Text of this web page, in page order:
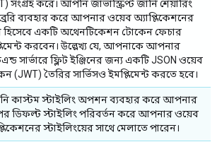
সংগ্রহ করে। আপনি জাভাস্ক্রিপ্ট জার্নি শেয়ারিং
ব্যবহার করে আপনার ওয়েব অ্যাপ্লিকেশনের
একটি অথেনটিকেশন টোকেন ফেচার
করবেন। উল্লেখ্য যে, আপনাকে আপনার
সার্ভারে ফ্লিট ইঞ্জিনের জন্য একটি JSON ওয়েব
(JWT) তৈরির সার্ভিসও ইমপ্লিমেন্ট করতে হবে।
কাস্টম স্টাইলিং অপশন ব্যবহার করে আপনার
ডিফল্ট স্টাইলিং পরিবর্তন করে আপনার ওয়েব
স্টাইলিংয়ের সাথে মেলাতে পারেন।